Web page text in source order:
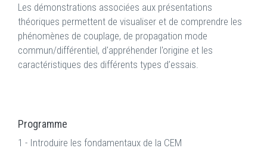
Les démonstrations associées aux présentations
théoriques permettent de visualiser et de comprendre les
phénomènes de couplage, de propagation mode
commun/différentiel, d'appréhender l'origine et les
caractéristiques des différents types d’essais.
Programme
1 - Introduire les fondamentaux de la CEM